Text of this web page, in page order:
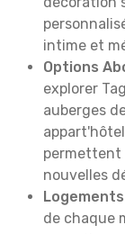
intime et
Options
explorer
auberges
permettent
nouvelles
de chaque